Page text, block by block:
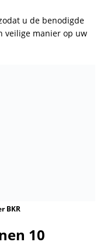
u de benodigde
veilige manier op uw
kredietgeschiedenis